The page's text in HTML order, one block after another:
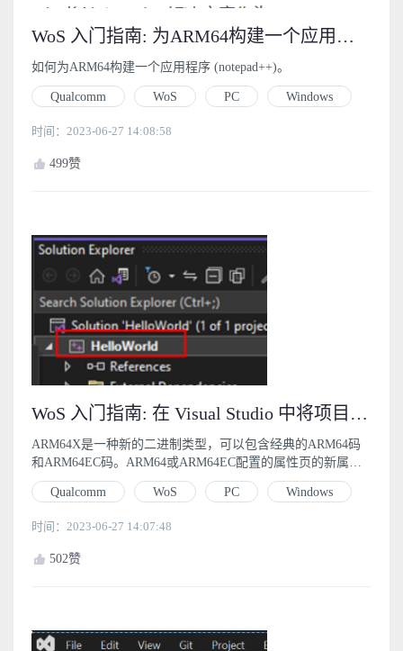
WoS 入门指南: 为ARM64构建一个应用程序 (notepad++) (4.1)
如何为ARM64构建一个应用程序 (notepad++)。
Qualcomm WoS PC Windows
时间：2023-06-27 14:08:58
499赞
WoS 入门指南: 在 Visual Studio 中将项目构建为 ARM64X (4.2)
ARM64X是一种新的二进制类型，可以包含经典的ARM64码
和ARM64EC码。ARM64或ARM64EC配置的属性页的新属性
“构建为ARM64X”，在项目文件中称为BuildAsX。
Qualcomm
WoS PC Windows
时间：2023-06-27 14:07:48
502赞